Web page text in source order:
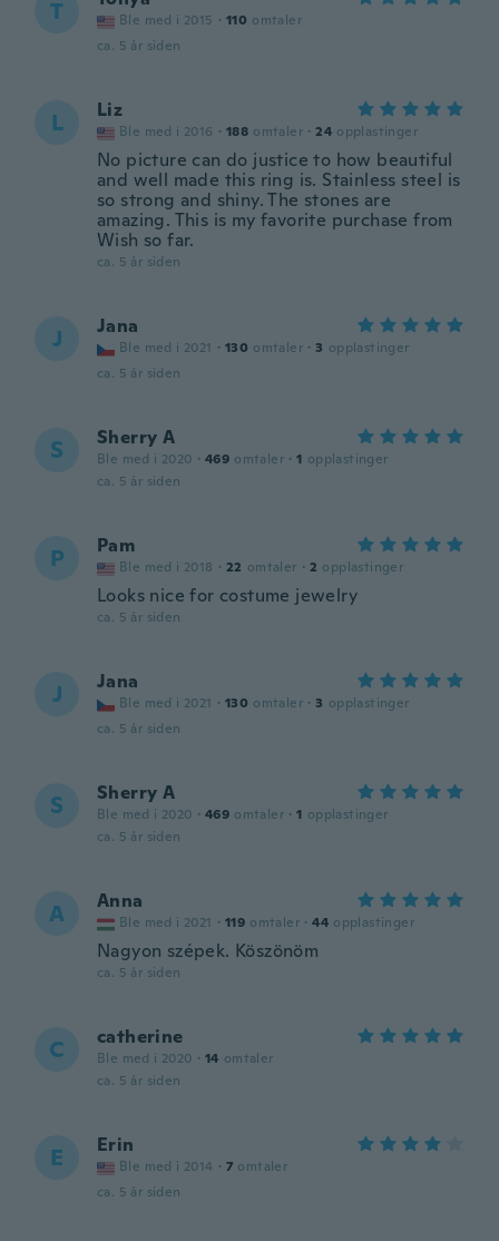
T Ble med i 2015 · 110 omtaler
ca. 5 år siden
L Liz
Ble med i 2016 · 188 omtaler · 24 opplastinger
No picture can do justice to how beautiful
and well made this ring is. Stainless steel is
so strong and shiny. The stones are
amazing. This is my favorite purchase from
Wish so far.
ca. 5 år siden
J Jana
Ble med i 2021 · 130 omtaler · 3 opplastinger
ca. 5 år siden
S Sherry A
Ble med i 2020 · 469 omtaler · 1 opplastinger
ca. 5 år siden
P Pam
Ble med i 2018 · 22 omtaler · 2 opplastinger
Looks nice for costume jewelry
ca. 5 år siden
J Jana
Ble med i 2021 · 130 omtaler · 3 opplastinger
ca. 5 år siden
S Sherry A
Ble med i 2020 · 469 omtaler · 1 opplastinger
ca. 5 år siden
A Anna
Ble med i 2021 · 119 omtaler · 44 opplastinger
Nagyon szépek. Köszönöm
ca. 5 år siden
C catherine
Ble med i 2020 · 14 omtaler
ca. 5 år siden
E Erin
Ble med i 2014 · 7 omtaler
ca. 5 år siden